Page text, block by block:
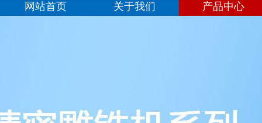
网站首页 关于我们 产品中心